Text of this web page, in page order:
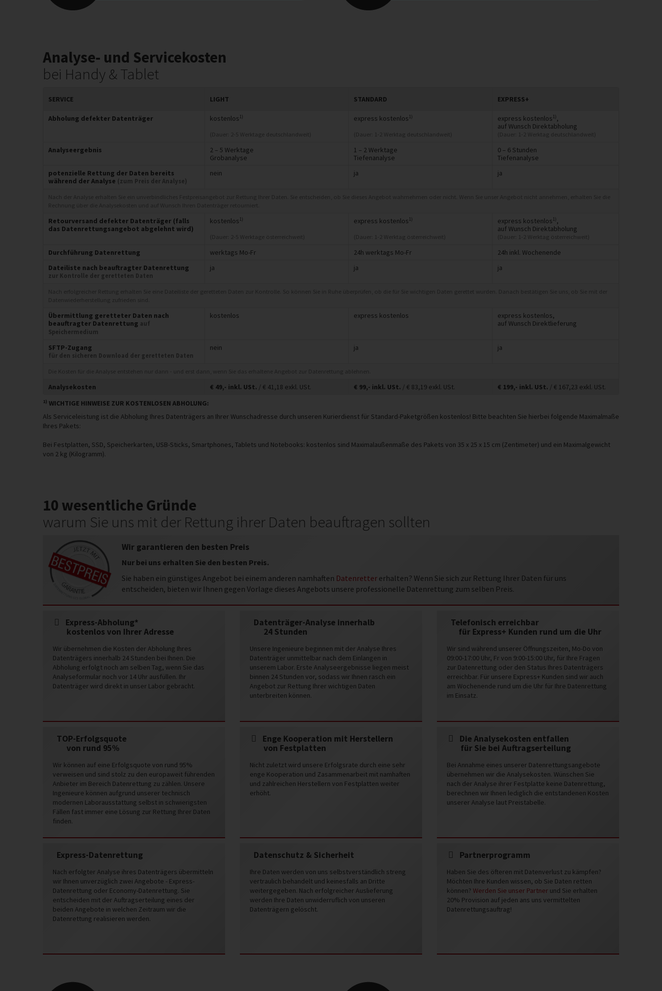
Analyse- und Servicekosten
bei Handy & Tablet
SERVICE LIGHT STANDARD EXPRESS+
Abholung defekter Datenträger kostenlos1)
(Dauer: 2-5 Werktage deutschlandweit)
express kostenlos1)
(Dauer: 1-2 Werktag deutschlandweit)
express kostenlos1),
auf Wunsch Direktabholung
(Dauer: 1-2 Werktag deutschlandweit)
Analyseergebnis
2 – 5 Werktage
Grobanalyse
1 – 2 Werktage
Tiefenanalyse
0 – 6 Stunden
Tiefenanalyse
potenzielle Rettung der Daten bereits
während der Analyse (zum Preis der Analyse)
nein ja ja
Retourversand defekter Datenträger (falls
das Datenrettungsangebot abgelehnt wird)
kostenlos1)
(Dauer: 2-5 Werktage österreichweit)
express kostenlos1)
(Dauer: 1-2 Werktag österreichweit)
express kostenlos1),
auf Wunsch Direktabholung
(Dauer: 1-2 Werktag österreichweit)
Durchführung Datenrettung werktags Mo-Fr 24h werktags Mo-Fr
24h inkl. Wochenende
Dateiliste nach beauftragter Datenrettung
zur Kontrolle der geretteten Daten
ja ja ja
Übermittlung geretteter Daten nach
beauftragter Datenrettung auf
Speichermedium
kostenlos express kostenlos
express kostenlos,
auf Wunsch Direktlieferung
SFTP-Zugang
für den sicheren Download der geretteten Daten
nein ja ja
Analysekosten € 49,- inkl. USt. / € 41,18 exkl. USt. € 99,- inkl. USt. / € 83,19 exkl. USt. € 199,- inkl. USt. / € 167,23 exkl. USt.
1) WICHTIGE HINWEISE ZUR KOSTENLOSEN ABHOLUNG:
Als Serviceleistung ist die Abholung Ihres Datenträgers an Ihrer Wunschadresse durch unseren Kurierdienst für Standard-Paketgrößen kostenlos! Bitte beachten Sie hierbei folgende Maximalmaße
Ihres Pakets:
Bei Festplatten, SSD, Speicherkarten, USB-Sticks, Smartphones, Tablets und Notebooks: kostenlos sind Maximalaußenmaße des Pakets von 35 x 25 x 15 cm (Zentimeter) und ein Maximalgewicht
von 2 kg (Kilogramm).
10 wesentliche Gründe
warum Sie uns mit der Rettung ihrer Daten beauftragen sollten
Wir garantieren den besten Preis
Nur bei uns erhalten Sie den besten Preis.
Sie haben ein günstiges Angebot bei einem anderen namhaften Datenretter erhalten? Wenn Sie sich zur Rettung Ihrer Daten für uns
entscheiden, bieten wir Ihnen gegen Vorlage dieses Angebots unsere professionelle Datenrettung zum selben Preis.
Express-Abholung*
kostenlos von Ihrer Adresse
Wir übernehmen die Kosten der Abholung Ihres
Datenträgers innerhalb 24 Stunden bei Ihnen. Die
Abholung erfolgt noch am selben Tag, wenn Sie das
Analyseformular noch vor 14 Uhr ausfüllen. Ihr
Datenträger wird direkt in unser Labor gebracht.
Datenträger-Analyse innerhalb
24 Stunden
Unsere Ingenieure beginnen mit der Analyse Ihres
Datenträger unmittelbar nach dem Einlangen in
unserem Labor. Erste Analyseergebnisse liegen meist
binnen 24 Stunden vor, sodass wir Ihnen rasch ein
Angebot zur Rettung Ihrer wichtigen Daten
unterbreiten können.
Telefonisch erreichbar
für Express+ Kunden rund um die Uhr
Wir sind während unserer Öffnungszeiten, Mo-Do von
09:00-17:00 Uhr, Fr von 9:00-15:00 Uhr, für Ihre Fragen
zur Datenrettung oder den Status Ihres Datenträgers
erreichbar. Für unsere Express+ Kunden sind wir auch
am Wochenende rund um die Uhr für Ihre Datenrettung
im Einsatz.
TOP-Erfolgsquote
von rund 95%
Wir können auf eine Erfolgsquote von rund 95%
verweisen und sind stolz zu den europaweit führenden
Anbieter im Bereich Datenrettung zu zählen. Unsere
Ingenieure können aufgrund unserer technisch
modernen Laborausstattung selbst in schwierigsten
Fällen fast immer eine Lösung zur Rettung Ihrer Daten
finden.
Enge Kooperation mit Herstellern
von Festplatten
Nicht zuletzt wird unsere Erfolgsrate durch eine sehr
enge Kooperation und Zasammenarbeit mit namhaften
und zahlreichen Herstellern von Festplatten weiter
erhöht.
Die Analysekosten entfallen
für Sie bei Auftragserteilung
Bei Annahme eines unserer Datenrettungsangebote
übernehmen wir die Analysekosten. Wünschen Sie
nach der Analyse ihrer Festplatte keine Datenrettung,
berechnen wir Ihnen lediglich die entstandenen Kosten
unserer Analyse laut Preistabelle.
Express-Datenrettung
Nach erfolgter Analyse ihres Datenträgers übermitteln
wir Ihnen unverzüglich zwei Angebote - Express-
Datenrettung oder Economy-Datenrettung. Sie
entscheiden mit der Auftragserteilung eines der
beiden Angebote in welchen Zeitraum wir die
Datenrettung realisieren werden.
Datenschutz & Sicherheit
Ihre Daten werden von uns selbstverständlich streng
vertraulich behandelt und keinesfalls an Dritte
weitergegeben. Nach erfolgreicher Auslieferung
werden Ihre Daten unwiderruflich von unseren
Datenträgern gelöscht.
Partnerprogramm
Haben Sie des öfteren mit Datenverlust zu kämpfen?
Möchten Ihre Kunden wissen, ob Sie Daten retten
können? Werden Sie unser Partner und Sie erhalten
20% Provision auf jeden ans uns vermittelten
Datenrettungsauftrag!